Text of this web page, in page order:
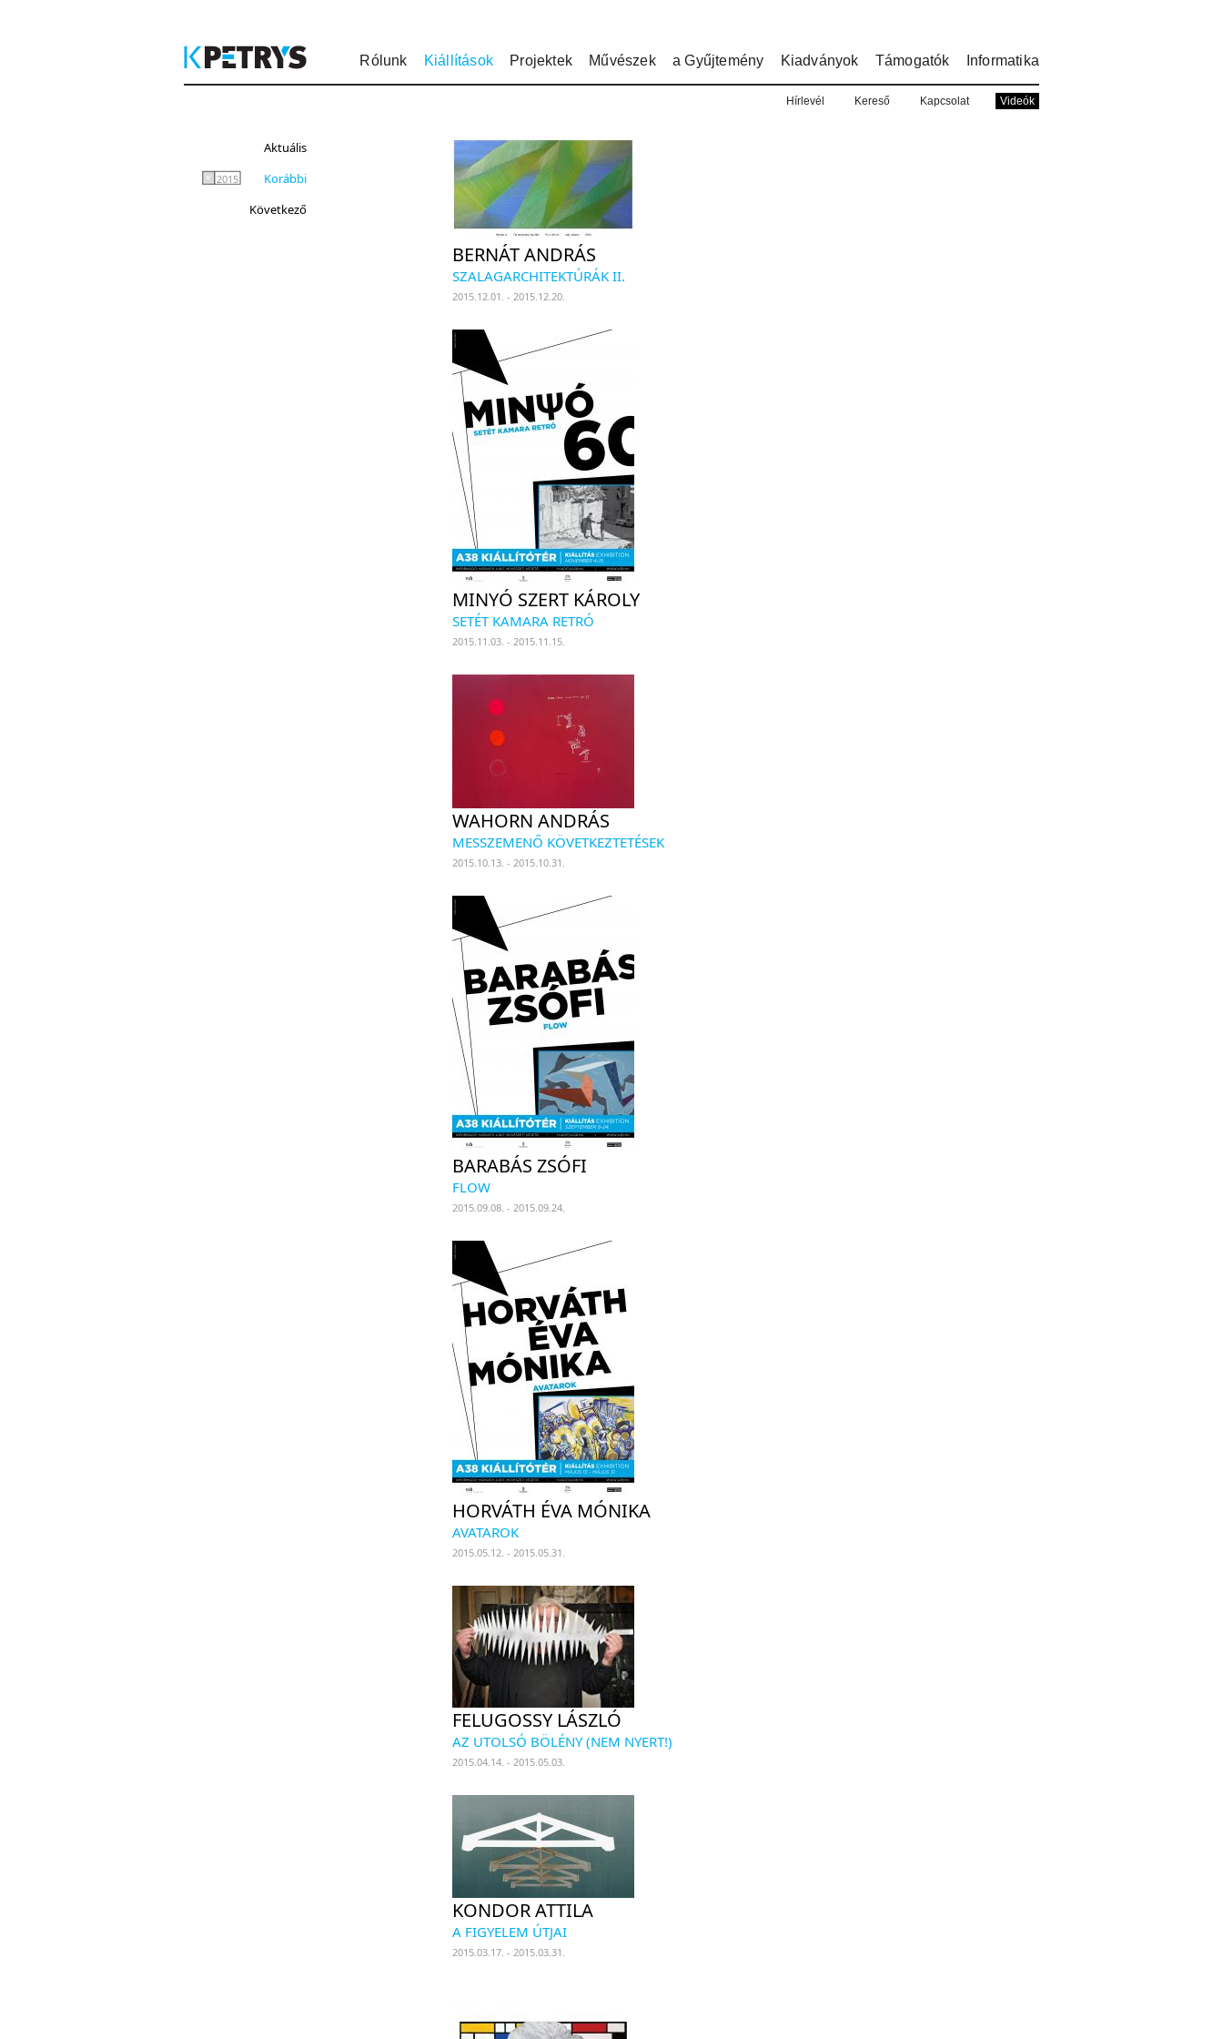
Rólunk Kiállítások Projektek Művészek a Gyűjtemény Kiadványok Támogatók Informatika
Hírlevél Kereső Kapcsolat Videók
Aktuális
2015
Korábbi
Következő
BERNÁT ANDRÁS
SZALAGARCHITEKTÚRÁK II.
2015.12.01. - 2015.12.20.
MINYÓ SZERT KÁROLY
SETÉT KAMARA RETRÓ
2015.11.03. - 2015.11.15.
WAHORN ANDRÁS
MESSZEMENŐ KÖVETKEZTETÉSEK
2015.10.13. - 2015.10.31.
BARABÁS ZSÓFI
FLOW
2015.09.08. - 2015.09.24.
HORVÁTH ÉVA MÓNIKA
AVATAROK
2015.05.12. - 2015.05.31.
FELUGOSSY LÁSZLÓ
AZ UTOLSÓ BÖLÉNY (NEM NYERT!)
2015.04.14. - 2015.05.03.
KONDOR ATTILA
A FIGYELEM ÚTJAI
2015.03.17. - 2015.03.31.